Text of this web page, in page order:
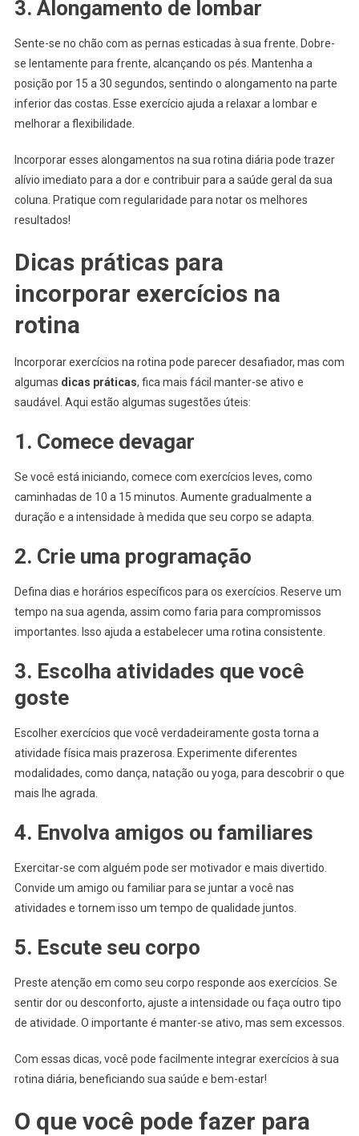
3. Alongamento de lombar
Sente-se no chão com as pernas esticadas à sua frente. Dobre-
se lentamente para frente, alcançando os pés. Mantenha a
posição por 15 a 30 segundos, sentindo o alongamento na parte
inferior das costas. Esse exercício ajuda a relaxar a lombar e
melhorar a flexibilidade.
Incorporar esses alongamentos na sua rotina diária pode trazer
alívio imediato para a dor e contribuir para a saúde geral da sua
coluna. Pratique com regularidade para notar os melhores
resultados!
Dicas práticas para
incorporar exercícios na
rotina
Incorporar exercícios na rotina pode parecer desafiador, mas com
algumas dicas práticas, fica mais fácil manter-se ativo e
saudável. Aqui estão algumas sugestões úteis:
1. Comece devagar
Se você está iniciando, comece com exercícios leves, como
caminhadas de 10 a 15 minutos. Aumente gradualmente a
duração e a intensidade à medida que seu corpo se adapta.
2. Crie uma programação
Defina dias e horários específicos para os exercícios. Reserve um
tempo na sua agenda, assim como faria para compromissos
importantes. Isso ajuda a estabelecer uma rotina consistente.
3. Escolha atividades que você
goste
Escolher exercícios que você verdadeiramente gosta torna a
atividade física mais prazerosa. Experimente diferentes
modalidades, como dança, natação ou yoga, para descobrir o que
mais lhe agrada.
4. Envolva amigos ou familiares
Exercitar-se com alguém pode ser motivador e mais divertido.
Convide um amigo ou familiar para se juntar a você nas
atividades e tornem isso um tempo de qualidade juntos.
5. Escute seu corpo
Preste atenção em como seu corpo responde aos exercícios. Se
sentir dor ou desconforto, ajuste a intensidade ou faça outro tipo
de atividade. O importante é manter-se ativo, mas sem excessos.
Com essas dicas, você pode facilmente integrar exercícios à sua
rotina diária, beneficiando sua saúde e bem-estar!
O que você pode fazer para